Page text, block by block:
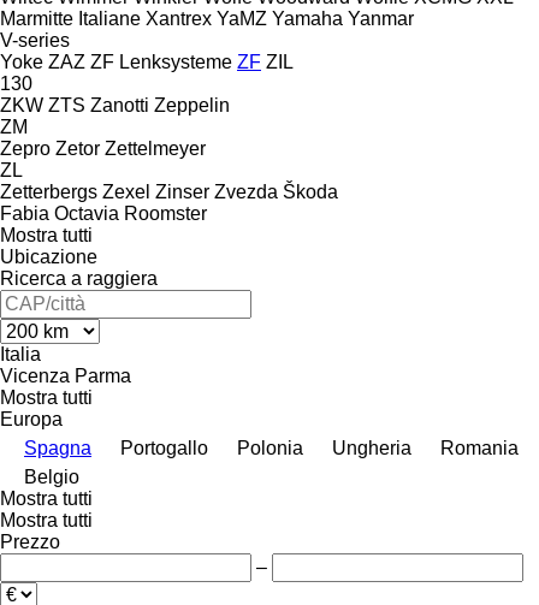
Marmitte Italiane Xantrex YaMZ Yamaha Yanmar
V-series
Yoke ZAZ ZF Lenksysteme ZF ZIL
130
ZKW ZTS Zanotti Zeppelin
ZM
Zepro Zetor Zettelmeyer
ZL
Zetterbergs Zexel Zinser Zvezda Škoda
Fabia Octavia Roomster
Mostra tutti
Ubicazione
Ricerca a raggiera
Italia
Vicenza Parma
Mostra tutti
Europa
Spagna
Portogallo Polonia Ungheria
Romania
Belgio
Mostra tutti
Mostra tutti
Prezzo
–